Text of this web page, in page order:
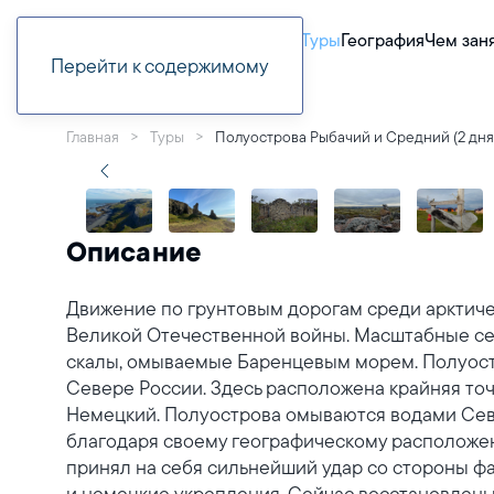
Перейти к содержимому
ТурыГеографияЧем
Главная Туры Полуострова Рыбачий и Средний (2
Описание
Движение по грунтовым дорогам среди
Великой Отечественной войны. Масштабные
скалы, омываемые Баренцевым морем.
Севере России. Здесь расположена крайняя
Немецкий. Полуострова омываются водами
благодаря своему географическому
принял на себя сильнейший удар со стороны